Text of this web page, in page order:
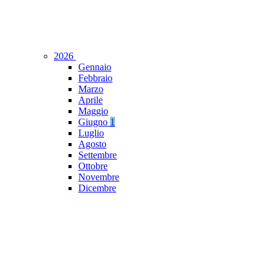
2026
Gennaio
Febbraio
Marzo
Aprile
Maggio
Giugno 1
Luglio
Agosto
Settembre
Ottobre
Novembre
Dicembre